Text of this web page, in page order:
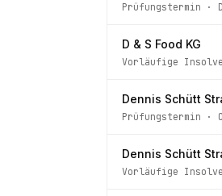
Prüfungstermin ·
D & S Food KG
Vorläufige
Dennis Schütt
Prüfungstermin ·
Dennis Schütt
Vorläufige